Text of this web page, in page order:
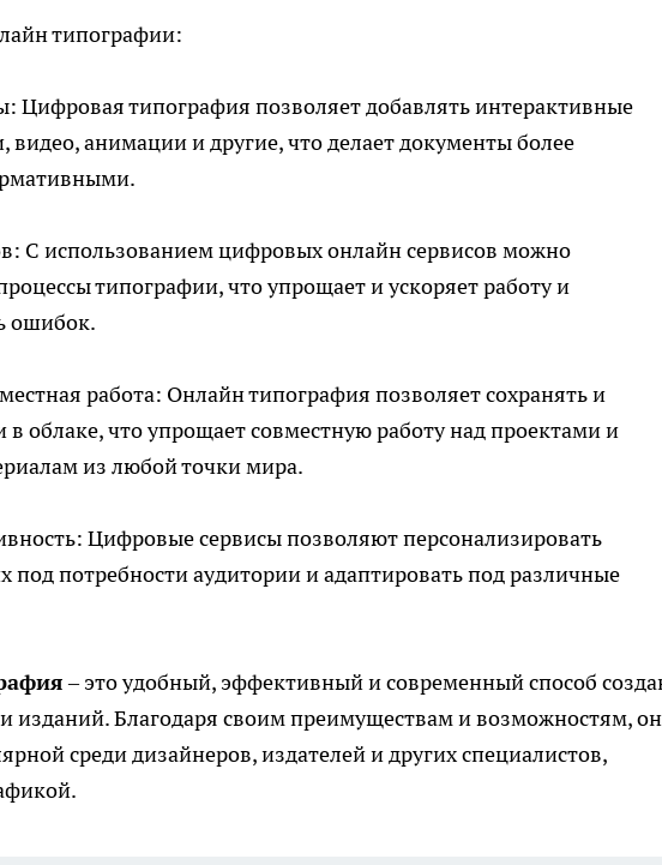
типографии:
Цифровая типография позволяет добавлять интерактивные
видео, анимации и другие, что делает документы более
С использованием цифровых онлайн сервисов можно
типографии, что упрощает и ускоряет работу и
ошибок.
работа: Онлайн типография позволяет сохранять и
облаке, что упрощает совместную работу над проектами и
из любой точки мира.
Цифровые сервисы позволяют персонализировать
под потребности аудитории и адаптировать под различные
– это удобный, эффективный и современный способ
изданий. Благодаря своим преимуществам и возможностям,
среди дизайнеров, издателей и других специалистов,